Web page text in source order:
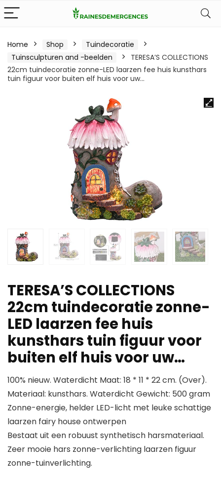
Home Shop
Tuindecoratie
Tuinsculpturen and -beelden
TERESA’S COLLECTIONS
22cm tuindecoratie zonne-LED laarzen fee huis kunsthars
tuin figuur voor buiten elf huis voor uw…
TERESA’S COLLECTIONS
22cm tuindecoratie zonne-
LED laarzen fee huis
kunsthars tuin figuur voor
buiten elf huis voor uw…
100% nieuw. Waterdicht Maat: 18 * 11 * 22 cm. (Over).
Materiaal: kunsthars. Waterdicht Gewicht: 500 gram
Zonne-energie, helder LED-licht met leuke schattige
laarzen fairy house ontwerpen
Bestaat uit een robuust synthetisch harsmateriaal.
Zeer mooie hars zonne-verlichting laarzen figuur
zonne-tuinverlichting.